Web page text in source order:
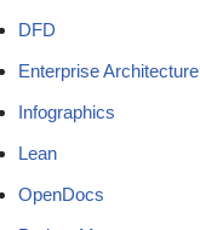
DFD
Enterprise Architecture
Infographics
Lean
OpenDocs